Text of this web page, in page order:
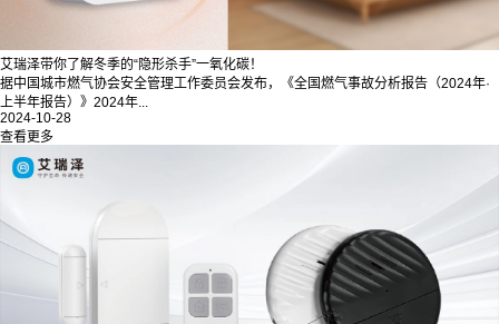
艾瑞泽带你了解冬季的“隐形杀手”一氧化碳！
据中国城市燃气协会安全管理工作委员会发布，《全国燃气事故分析报告（2024年·
上半年报告）》2024年...
2024-10-28
查看更多